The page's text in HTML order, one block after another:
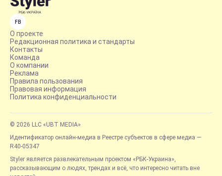
FB
О проекте
Редакционная политика и стандарты
Контакты
Команда
О компании
Реклама
Правила пользования
Правовая информация
Политика конфиденциальности
© 2026 LLC «UBT MEDIA»
Идентификатор онлайн-медиа в Реестре субъектов в сфере медиа —
R40-05347
Styler является развлекательным проектом «РБК-Украина»,
рассказывающим о людях, трендах и всё, что интересно читать вне